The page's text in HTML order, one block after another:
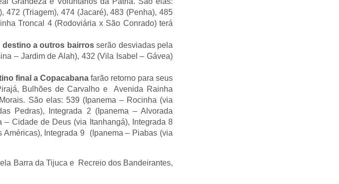
472 (Triagem), 474 (Jacaré), 483 (Penha), 485
Troncal 4 (Rodoviária x São Conrado) terá
destino a outros bairrosserão desviadas pela
– Jardim de Alah), 432 (Vila Isabel – Gávea)
final a Copacabana farão retorno para seus
Bulhões de Carvalho e Avenida Rainha
São elas: 539 (Ipanema – Rocinha (via
Pedras), Integrada 2 (Ipanema – Alvorada
– Cidade de Deus (via Itanhangá), Integrada 8
Américas), Integrada 9 (Ipanema – Piabas (via
Barra da Tijuca e Recreio dos Bandeirantes,